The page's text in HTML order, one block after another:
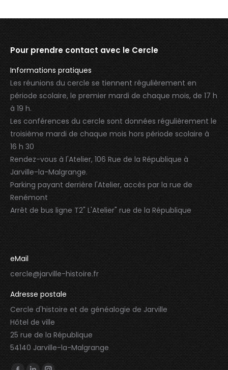
Pour prendre contact avec le Cercle
Informations pratiques
Les réunions du cercle se tiennent régulièrement en
période scolaire, le premier mardi de chaque mois, de 17 h
à 19 h.
Les conférences du cercle sont données régulièrement le
troisième mardi de chaque mois hors période scolaire à
16 h 30
Rendez-vous à l'Atelier, 106 Rue de la République à
Jarville-la-Malgrange.
Parking payant derrière l'Atelier, accès par la rue de
Renémont
Arrêt de bus ligne T2" L'Atelier" rue de la République
eMail
cercle@jarville-histoire.fr
Adresse postale
Cercle d'histoire et de généalogie de Jarville
Hôtel de ville
25 rue de la République
54140 Jarville-la-Malgrange